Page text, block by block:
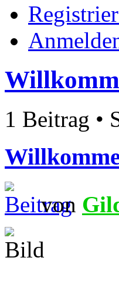
1 Beitrag •
von